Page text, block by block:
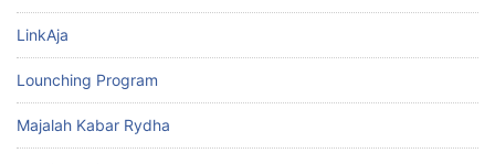
LinkAja
Lounching Program
Majalah Kabar Rydha